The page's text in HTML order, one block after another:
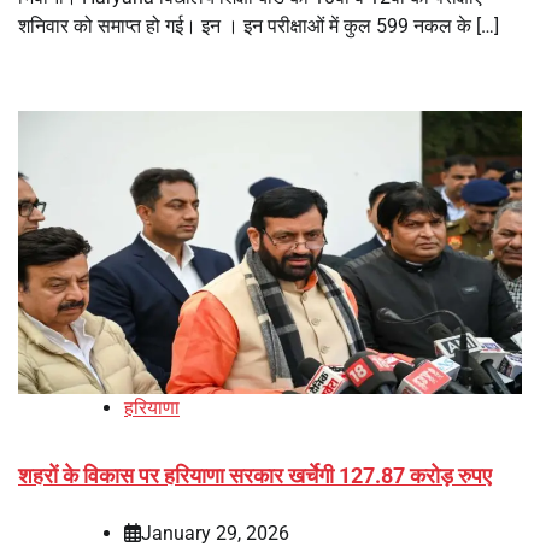
शनिवार को समाप्त हो गई। इन । इन परीक्षाओं में कुल 599 नकल के […]
हरियाणा
शहरों के विकास पर हरियाणा सरकार खर्चेगी 127.87 करोड़ रुपए
January 29, 2026